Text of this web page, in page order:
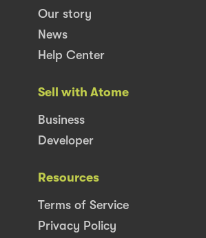
Our story
News
Help Center
Sell with Atome
Business
Developer
Resources
Terms of Service
Privacy Policy